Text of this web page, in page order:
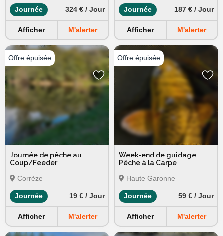
Journée 324 € / Jour
Afficher M'alerter
Journée 187 € / Jour
Afficher M'alerter
Journée de pêche au
Coup/Feeder
Corrèze
Journée 19 € / Jour
Afficher M'alerter
Week-end de guidage
Pêche à la Carpe
Haute Garonne
Journée 59 € / Jour
Afficher M'alerter